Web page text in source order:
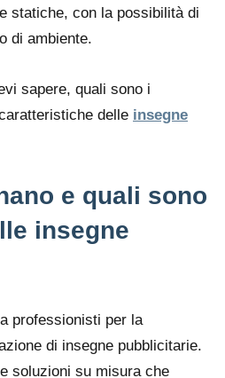
statiche, con la possibilità di
di ambiente.
sapere, quali sono i
delle insegne
e quali sono
insegne
professionisti per la
di insegne pubblicitarie.
soluzioni su misura che